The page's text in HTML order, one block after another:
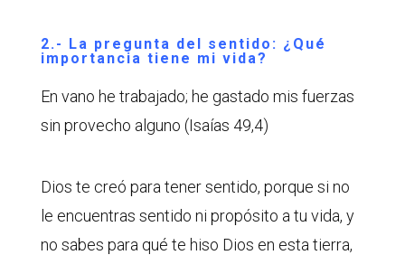
2.- La pregunta del sentido: ¿Qué
importancia tiene mi vida?
En vano he trabajado; he gastado mis fuerzas
sin provecho alguno (Isaías 49,4)
Dios te creó para tener sentido, porque si no
le encuentras sentido ni propósito a tu vida, y
no sabes para qué te hiso Dios en esta tierra,